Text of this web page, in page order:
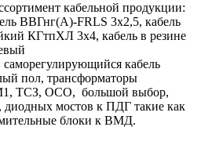
кабельной продукции:
ВВГнг(A)-FRLS 3х2,5, кабель
КГтпХЛ 3х4, кабель в резине
кабель
пол, трансформаторы
ТСЗ, ОСО, большой выбор,
диодных мостов к ПДГ такие как
блоки к ВМД.